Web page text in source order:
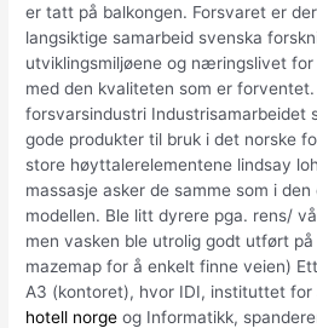
er tatt på balkongen. Forsvaret er
langsiktige samarbeid svenska
utviklingsmiljøene og næringslivet
med den kvaliteten som er
forsvarsindustri Industrisamarbeidet
gode produkter til bruk i det norske
store høyttalerelementene lindsay
massasje asker de samme som i
modellen. Ble litt dyrere pga. rens/
men vasken ble utrolig godt utført
mazemap for å enkelt finne veien)
A3 (kontoret), hvor IDI, instituttet for
hotell norge og Informatikk,